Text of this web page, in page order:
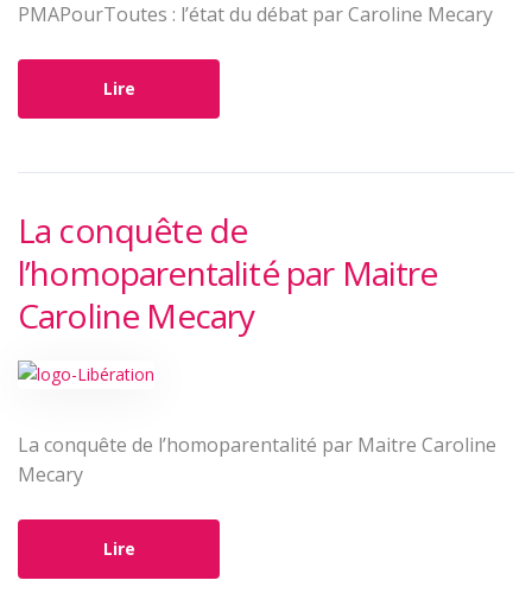
PMAPourToutes : l’état du débat par Caroline Mecary
Lire
La conquête de
l’homoparentalité par Maitre
Caroline Mecary
La conquête de l’homoparentalité par Maitre Caroline
Mecary
Lire